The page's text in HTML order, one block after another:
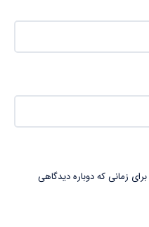
زمانی که دوباره دیدگاهی